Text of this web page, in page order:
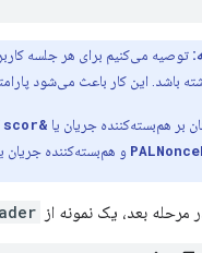
توصیه می‌کنیم برای هر جلسه
باشد. این کار باعث می‌شود
بر هم‌بسته‌کننده جریان یا &scor
و هم‌بسته‌کننده جریان
مرحله بعد، یک نمونه از